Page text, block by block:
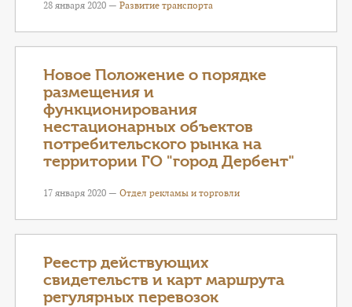
28 января 2020 — Развитие транспорта
Новое Положение о порядке
размещения и
функционирования
нестационарных объектов
потребительского рынка на
территории ГО "город Дербент"
17 января 2020 — Отдел рекламы и торговли
Реестр действующих
свидетельств и карт маршрута
регулярных перевозок